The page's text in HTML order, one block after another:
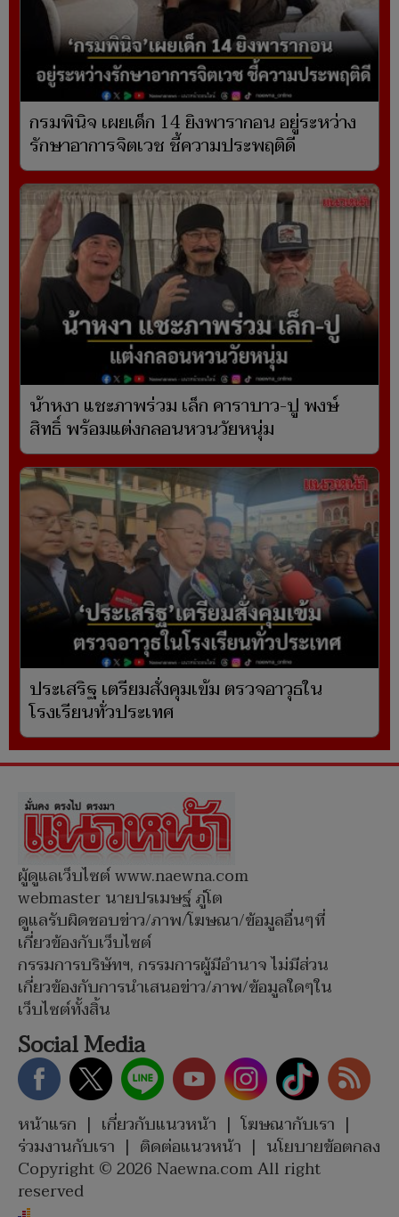
กรมพินิจ เผยเด็ก 14 ยิงพารากอน อยู่ระหว่าง
รักษาอาการจิตเวช ชี้ความประพฤติดี
น้าหงา แชะภาพร่วม เล็ก คาราบาว-ปู พงษ์
สิทธิ์ พร้อมแต่งกลอนหวนวัยหนุ่ม
ประเสริฐ เตรียมสั่งคุมเข้ม ตรวจอาวุธใน
โรงเรียนทั่วประเทศ
ผู้ดูแลเว็บไซต์ www.naewna.com
webmaster นายปรเมษฐ์ ภู่โต
ดูแลรับผิดชอบข่าว/ภาพ/โฆษณา/ข้อมูลอื่นๆที่
เกี่ยวข้องกับเว็บไซต์
กรรมการบริษัทฯ, กรรมการผู้มีอำนาจ ไม่มีส่วน
เกี่ยวข้องกับการนำเสนอข่าว/ภาพ/ข้อมูลใดๆใน
เว็บไซต์ทั้งสิ้น
Social Media
หน้าแรก | เกี่ยวกับแนวหน้า | โฆษณากับเรา |
ร่วมงานกับเรา | ติดต่อแนวหน้า | นโยบายข้อตกลง
Copyright © 2026 Naewna.com All right
reserved